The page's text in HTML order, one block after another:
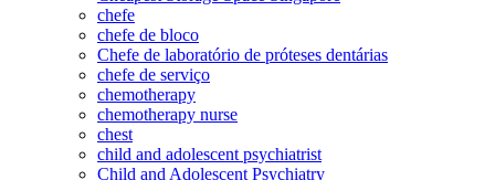
chefe
chefe de bloco
Chefe de laboratório de próteses dentárias
chefe de serviço
chemotherapy
chemotherapy nurse
chest
child and adolescent psychiatrist
Child and Adolescent Psychiatry